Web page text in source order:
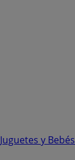
Juguetes y Bebés